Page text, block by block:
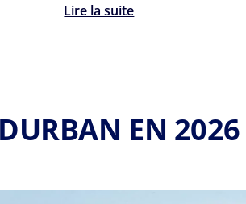
Lire la suite
EN 2026